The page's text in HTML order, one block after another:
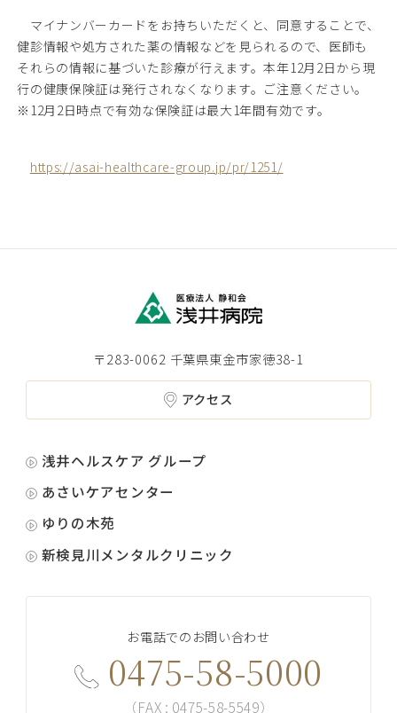
06 浅井病院について
マイナンバーカードをお持ちいただくと、同意することで、
健診情報や処方された薬の情報などを見られるので、医師も
それらの情報に基づいた診療が行えます。本年12月2日から現
行の健康保険証は発行されなくなります。ご注意ください。
※12月2日時点で有効な保険証は最大1年間有効です。
https://asai-healthcare-group.jp/pr/1251/
〒283-0062 千葉県東金市家徳38-1
アクセス
浅井ヘルスケア グループ
あさいケアセンター
ゆりの木苑
新検見川メンタルクリニック
お電話でのお問い合わせ
0475-58-5000
（FAX : 0475-58-5549）